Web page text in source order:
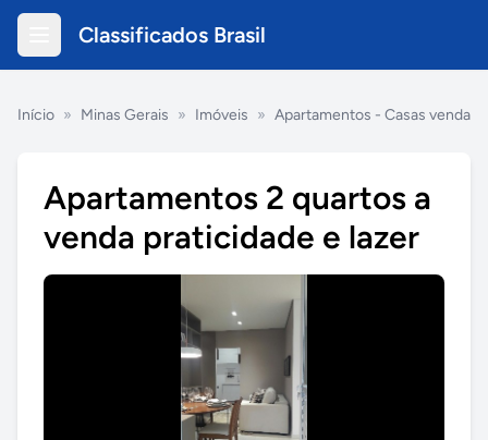
Classificados Brasil
Início » Minas Gerais » Imóveis » Apartamentos - Casas venda
Apartamentos 2 quartos a
venda praticidade e lazer